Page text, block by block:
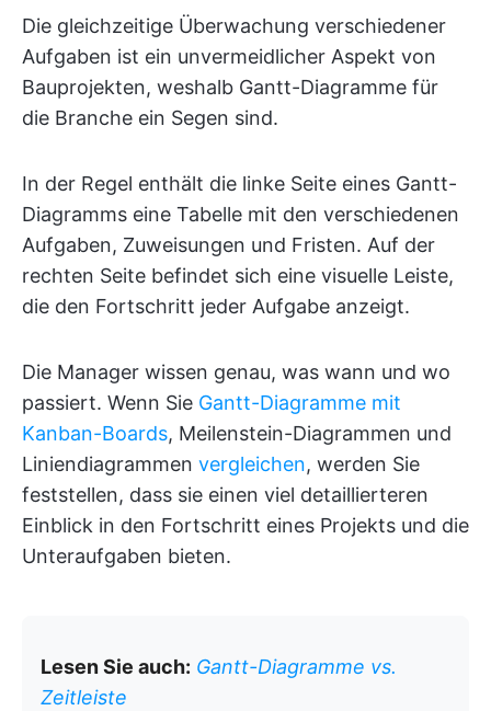
Die gleichzeitige Überwachung verschiedener
Aufgaben ist ein unvermeidlicher Aspekt von
Bauprojekten, weshalb Gantt-Diagramme für
die Branche ein Segen sind.
In der Regel enthält die linke Seite eines Gantt-
Diagramms eine Tabelle mit den verschiedenen
Aufgaben, Zuweisungen und Fristen. Auf der
rechten Seite befindet sich eine visuelle Leiste,
die den Fortschritt jeder Aufgabe anzeigt.
Die Manager wissen genau, was wann und wo
passiert. Wenn Sie Gantt-Diagramme mit
Kanban-Boards, Meilenstein-Diagrammen und
Liniendiagrammen vergleichen, werden Sie
feststellen, dass sie einen viel detaillierteren
Einblick in den Fortschritt eines Projekts und die
Unteraufgaben bieten.
Lesen Sie auch: Gantt-Diagramme vs.
Zeitleiste